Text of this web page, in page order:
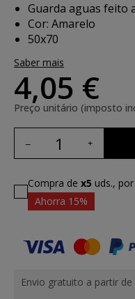
Guarda aguas feito
Cor: Amarelo
50x70
Saber mais
4,05 €
Preço unitário (imposto
Compra de x5 uds., por
Ahorra 15%
Envio gratuito a partir de